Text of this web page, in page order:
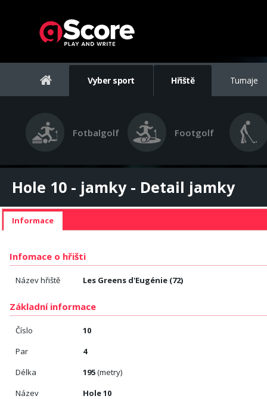
Vyber sport Hřiště Turnaje
Fotbalgolf Footgolf
Hole 10 - jamky - Detail jamky
Informace
Infomace o hřišti
Název hřiště Les Greens d'Eugénie (72)
Základní informace
Číslo
10
Par
4
Délka
195(metry)
Název
Hole 10